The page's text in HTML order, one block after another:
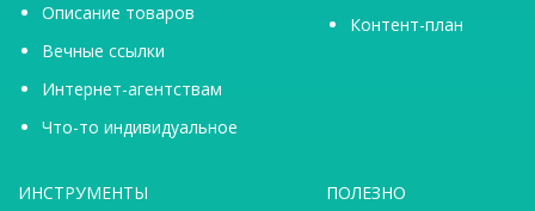
Описание товаров
Вечные ссылки
Интернет-агентствам
Что-то индивидуальное
Контент-план
ИНСТРУМЕНТЫ ПОЛЕЗНО